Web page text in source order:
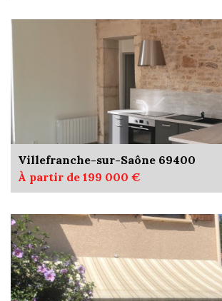
Villefranche-sur-Saône 69400
À partir de 199 000 €